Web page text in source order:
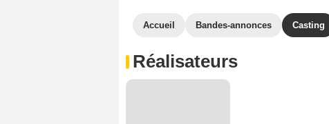
Accueil Bandes-annonces Casting
Réalisateurs